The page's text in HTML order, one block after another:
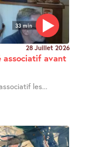
33 min
28 Juillet 2026
associatif avant
les...